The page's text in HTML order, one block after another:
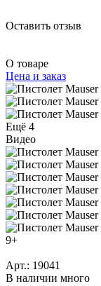
Оставить отзыв
О товаре
Цена и заказ
Ещё 4
Видео
9+
Арт.: 19041
В наличии много